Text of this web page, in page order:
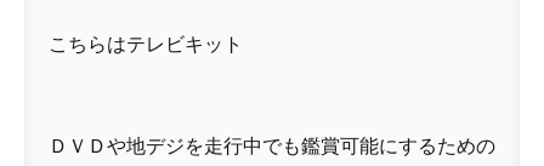
こちらはテレビキット
ＤＶＤや地デジを走行中でも鑑賞可能にするための